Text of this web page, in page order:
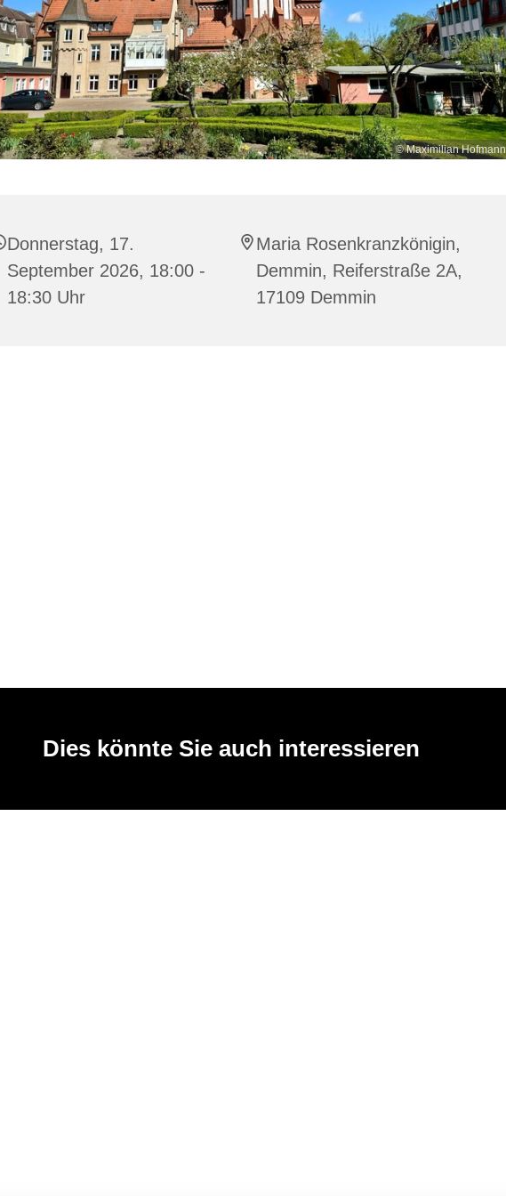
© Maximilian Hofmann
Donnerstag, 17.
September 2026, 18:00 -
18:30 Uhr
Maria Rosenkranzkönigin,
Demmin, Reiferstraße 2A,
17109 Demmin
Dies könnte Sie auch interessieren